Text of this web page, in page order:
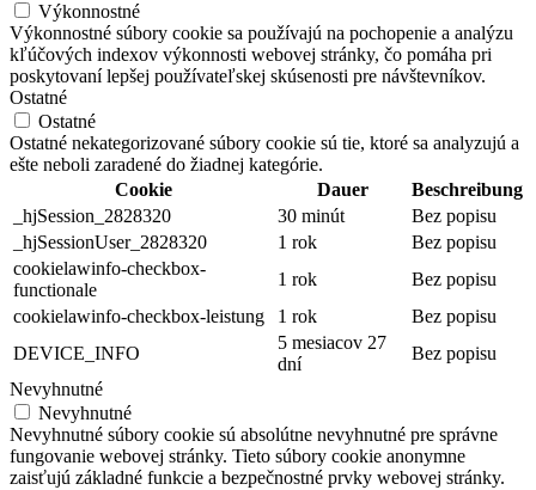
Výkonnostné
Výkonnostné súbory cookie sa používajú na pochopenie a analýzu
kľúčových indexov výkonnosti webovej stránky, čo pomáha pri
poskytovaní lepšej používateľskej skúsenosti pre návštevníkov.
Ostatné
Ostatné
Ostatné nekategorizované súbory cookie sú tie, ktoré sa analyzujú a
ešte neboli zaradené do žiadnej kategórie.
Cookie
Dauer
Beschreibung
_hjSession_2828320
30 minút
Bez popisu
_hjSessionUser_2828320
1 rok
Bez popisu
cookielawinfo-checkbox-
functionale
1 rok
Bez popisu
cookielawinfo-checkbox-leistung
1 rok
Bez popisu
DEVICE_INFO
5 mesiacov 27
dní
Bez popisu
Nevyhnutné
Nevyhnutné
Nevyhnutné súbory cookie sú absolútne nevyhnutné pre správne
fungovanie webovej stránky. Tieto súbory cookie anonymne
zaisťujú základné funkcie a bezpečnostné prvky webovej stránky.